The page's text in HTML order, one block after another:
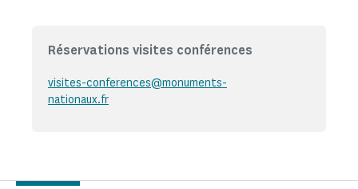
Réservations visites conférences
visites-conferences@monuments-
nationaux.fr